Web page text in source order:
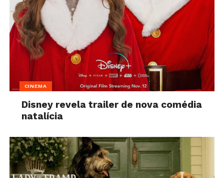
CINEMA
Disney revela trailer de nova comédia
natalícia